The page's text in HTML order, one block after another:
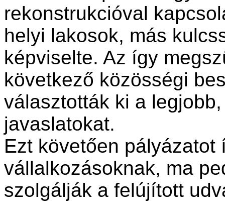
rekonstrukcióval
helyi lakosok, más
képviselte. Az így
következő közösségi
választották ki a
javaslatokat.
Ezt követően pályázatot
vállalkozásoknak, ma
szolgálják a felújított